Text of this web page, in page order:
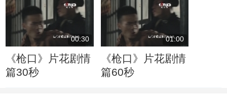
00:30
《枪口》片花剧情
篇30秒
01:00
《枪口》片花剧情
篇60秒